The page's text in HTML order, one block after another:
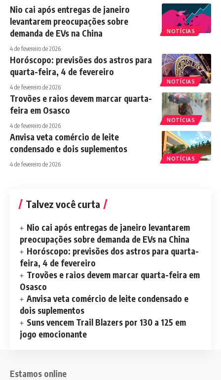
NOTÍCIAS
Nio cai após entregas de janeiro
levantarem preocupações sobre
demanda de EVs na China
4 de fevereiro de 2026
NOTÍCIAS
Horóscopo: previsões dos astros para
quarta-feira, 4 de fevereiro
4 de fevereiro de 2026
NOTÍCIAS
Trovões e raios devem marcar quarta-
feira em Osasco
4 de fevereiro de 2026
NOTÍCIAS
Anvisa veta comércio de leite
condensado e dois suplementos
4 de fevereiro de 2026
Talvez você curta
Nio cai após entregas de janeiro levantarem
preocupações sobre demanda de EVs na China
Horóscopo: previsões dos astros para quarta-
feira, 4 de fevereiro
Trovões e raios devem marcar quarta-feira em
Osasco
Anvisa veta comércio de leite condensado e
dois suplementos
Suns vencem Trail Blazers por 130 a 125 em
jogo emocionante
Estamos online